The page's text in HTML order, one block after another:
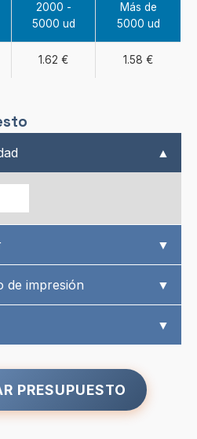
2000 -
5000 ud
Más de
5000 ud
1.62 € 1.58 €
▲
▼
de impresión ▼
▼
PRESUPUESTO